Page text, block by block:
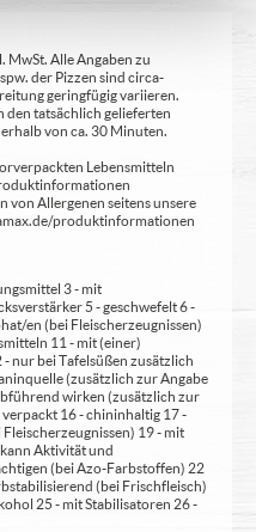
MwSt. Alle Angaben zu
der Pizzen sind circa-
geringfügig variieren.
tatsächlich gelieferten
von ca. 30 Minuten.
Lebensmitteln
von Allergenen seitens unsere
produktinformationen
3 - mit
5 - geschwefelt 6 -
en (bei Fleischerzeugnissen)
11 - mit (einer)
nur bei Tafelsüßen zusätzlich
(zusätzlich zur Angabe
wirken (zusätzlich zur
16 - chininhaltig 17 -
19 - mit
Aktivität und
(bei Azo-Farbstoffen) 22
(bei Frischfleisch)
25 - mit Stabilisatoren 26 -